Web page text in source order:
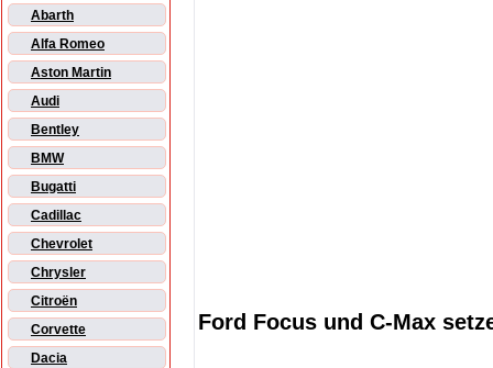
Abarth
Alfa Romeo
Aston Martin
Audi
Bentley
BMW
Bugatti
Cadillac
Chevrolet
Chrysler
Citroën
Corvette
Dacia
Ford Focus und C-Max